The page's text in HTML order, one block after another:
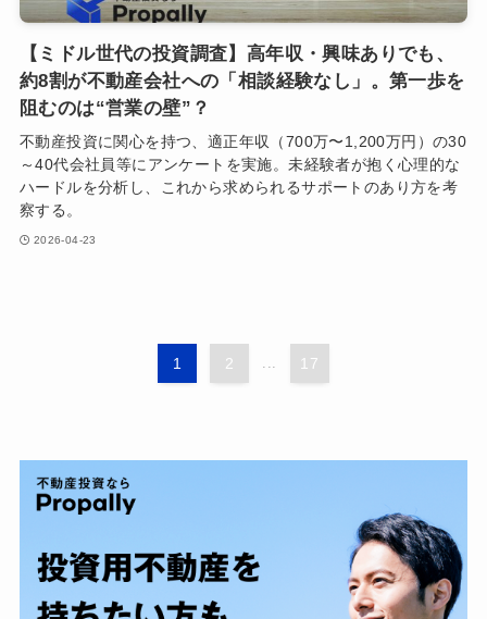
【ミドル世代の投資調査】高年収・興味ありでも、
約8割が不動産会社への「相談経験なし」。第一歩を
阻むのは“営業の壁”？
不動産投資に関心を持つ、適正年収（700万〜1,200万円）の30
～40代会社員等にアンケートを実施。未経験者が抱く心理的な
ハードルを分析し、これから求められるサポートのあり方を考
察する。
2026-04-23
1 2 ... 17